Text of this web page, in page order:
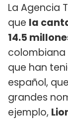
La Agencia
que la
14.5
colombiana
que han
español,
grandes
ejemplo,